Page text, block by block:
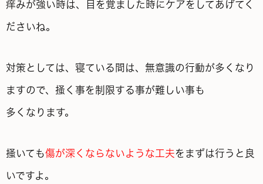
痒みが強い時は、目を覚ました時にケアをしてあげてく
ださいね。
対策としては、寝ている間は、無意識の行動が多くなり
ますので、掻く事を制限する事が難しい事も
多くなります。
掻いても傷が深くならないような工夫をまずは行うと良
いですよ。